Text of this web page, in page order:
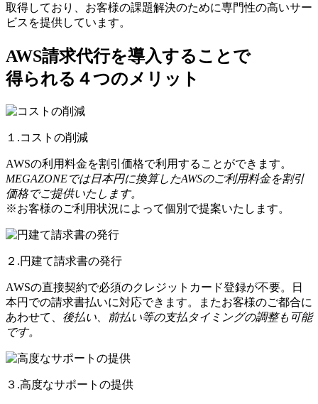
取得しており、お客様の課題解決のために専門性の高いサー
ビスを提供しています。
AWS請求代行を導入することで
得られる４つのメリット
１.コストの削減
AWSの利用料金を割引価格で利用することができます。
MEGAZONEでは日本円に換算したAWSのご利用料金を割引
価格でご提供いたします。
※お客様のご利用状況によって個別で提案いたします。
２.円建て請求書の発行
AWSの直接契約で必須のクレジットカード登録が不要。日
本円での請求書払いに対応できます。またお客様のご都合に
あわせて、 後払い、前払い等の支払タイミングの調整も可能
です。
３.高度なサポートの提供